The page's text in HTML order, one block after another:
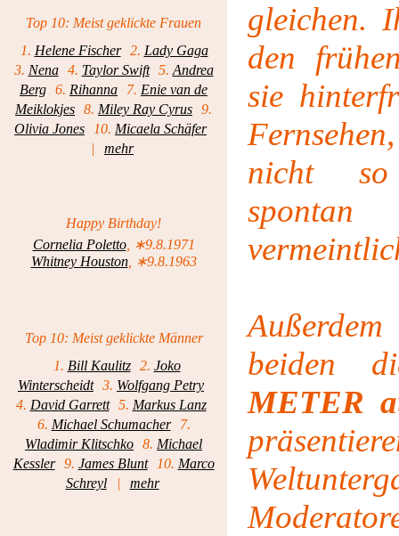
Top 10: Meist geklickte Frauen
1. Helene Fischer 2. Lady Gaga
3. Nena 4. Taylor Swift 5. Andrea
Berg 6. Rihanna 7. Enie van de
Meiklokjes 8. Miley Ray Cyrus 9.
Olivia Jones
10. Micaela Schäfer
|
mehr
Happy Birthday!
Cornelia Poletto, ∗9.8.1971
Whitney Houston, ∗9.8.1963
Top 10: Meist geklickte Männer
1. Bill Kaulitz 2. Joko
Winterscheidt 3. Wolfgang Petry
4. David Garrett 5. Markus Lanz
6. Michael Schumacher
7.
Wladimir Klitschko 8. Michael
Kessler
9. James Blunt 10. Marco
Schreyl
| mehr
gleichen.
den
sie
nicht
beiden
METER